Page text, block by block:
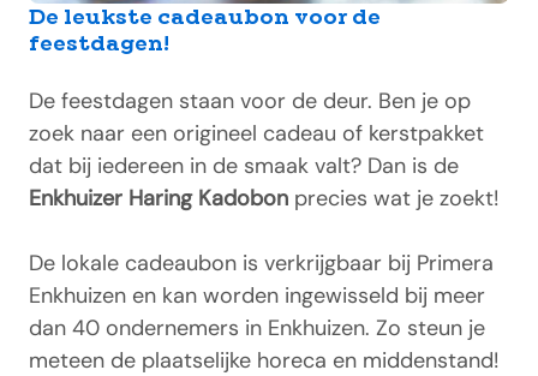
De leukste cadeaubon voor de
feestdagen!
De feestdagen staan voor de deur. Ben je op
zoek naar een origineel cadeau of kerstpakket
dat bij iedereen in de smaak valt? Dan is de
Enkhuizer Haring Kadobon precies wat je zoekt!
De lokale cadeaubon is verkrijgbaar bij Primera
Enkhuizen en kan worden ingewisseld bij meer
dan 40 ondernemers in Enkhuizen. Zo steun je
meteen de plaatselijke horeca en middenstand!